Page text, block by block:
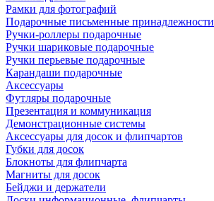
Рамки для фотографий
Подарочные письменные принадлежности
Ручки-роллеры подарочные
Ручки шариковые подарочные
Ручки перьевые подарочные
Карандаши подарочные
Аксессуары
Футляры подарочные
Презентация и коммуникация
Демонстрационные системы
Аксессуары для досок и флипчартов
Губки для досок
Блокноты для флипчарта
Магниты для досок
Бейджи и держатели